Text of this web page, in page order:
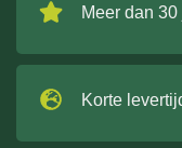
Meer dan
Korte